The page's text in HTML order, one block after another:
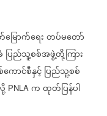
ြောက်ရေးတပ်မတော်
ပြည်သူ့စစ်အဖွဲ့တို့ကြား
ကောင်စီနှင့်ပြည်သူ့စစ်
PNLA ကထုတ်ပြန်ပါ